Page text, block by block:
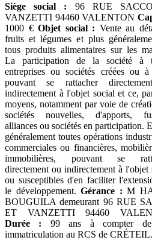
Siège social : 96 RUE
VANZETTI 94460 VALENTON
1000 € Objet social : Vente au
fruits et légumes et plus
tous produits alimentaires sur les
La participation de la société à
entreprises ou sociétés créées ou à
pouvant se rattacher
indirectement à l'objet social et ce,
moyens, notamment par voie de
sociétés nouvelles, d'apports,
alliances ou sociétés en participation.
généralement toutes opérations
commerciales ou financières,
immobilières, pouvant se
directement ou indirectement à l'objet
ou susceptibles d'en faciliter
le développement.Gérance : M
BOUGUILA demeurant 96 RUE
ET VANZETTI 94460
Durée : 99 ans à compter
immatriculation au RCS de CRÉTEIL.